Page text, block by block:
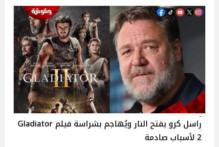
راسل كرو يفتح النار ويُهاجم بشراسة فيلم Gladiator
2 لأسباب صادمة